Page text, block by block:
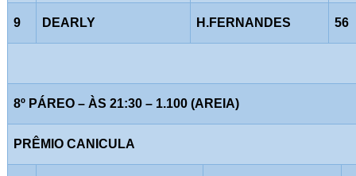
9 DEARLY H.FERNANDES 56
8º PÁREO – ÀS 21:30 – 1.100 (AREIA)
PRÊMIO CANICULA